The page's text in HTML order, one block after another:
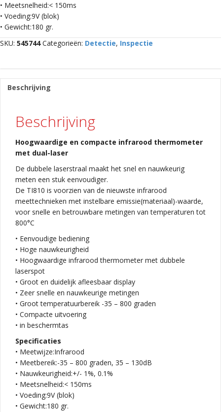
• Meetsnelheid:< 150ms
• Voeding:9V (blok)
• Gewicht:180 gr.
SKU: 545744 Categorieën: Detectie, Inspectie
Beschrijving
Beschrijving
Hoogwaardige en compacte infrarood thermometer
met dual-laser
De dubbele laserstraal maakt het snel en nauwkeurig
meten een stuk eenvoudiger.
De TI810 is voorzien van de nieuwste infrarood
meettechnieken met instelbare emissie(materiaal)-waarde,
voor snelle en betrouwbare metingen van temperaturen tot
800°C
• Eenvoudige bediening
• Hoge nauwkeurigheid
• Hoogwaardige infrarood thermometer met dubbele
laserspot
• Groot en duidelijk afleesbaar display
• Zeer snelle en nauwkeurige metingen
• Groot temperatuurbereik -35 – 800 graden
• Compacte uitvoering
• in beschermtas
Specificaties
• Meetwijze:Infrarood
• Meetbereik:-35 – 800 graden, 35 – 130dB
• Nauwkeurigheid:+/- 1%, 0.1%
• Meetsnelheid:< 150ms
• Voeding:9V (blok)
• Gewicht:180 gr.